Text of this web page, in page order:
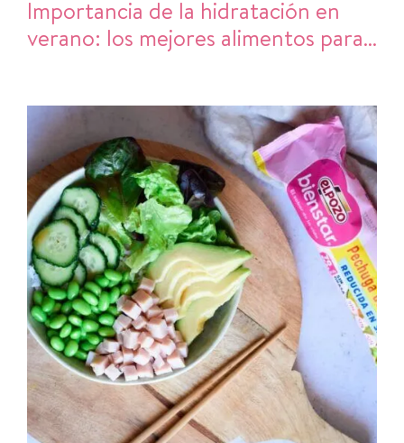
Importancia de la hidratación en
verano: los mejores alimentos para